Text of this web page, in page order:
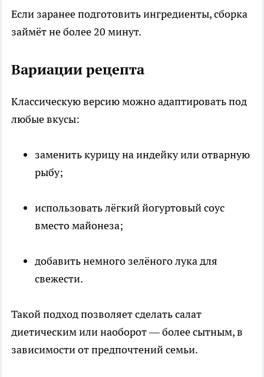
Если заранее подготовить ингредиенты, сборка
займёт не более 20 минут.
Вариации рецепта
Классическую версию можно адаптировать под
любые вкусы:
заменить курицу на индейку или отварную
рыбу;
использовать лёгкий йогуртовый соус
вместо майонеза;
добавить немного зелёного лука для
свежести.
Такой подход позволяет сделать салат
диетическим или наоборот — более сытным, в
зависимости от предпочтений семьи.